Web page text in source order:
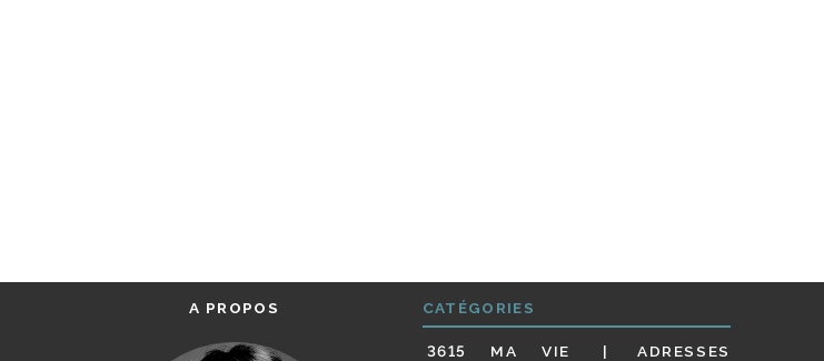
A PROPOS CATÉGORIES
3615 MA VIE
ADRESSES